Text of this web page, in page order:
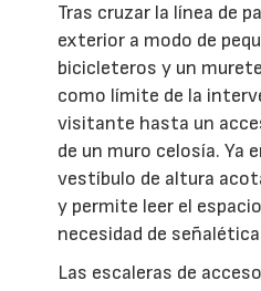
Tras cruzar la línea de
exterior a modo de
bicicleteros y un
como límite de la
visitante hasta un
de un muro celosía. Ya
vestíbulo de altura
y permite leer el
necesidad de
Las escaleras de